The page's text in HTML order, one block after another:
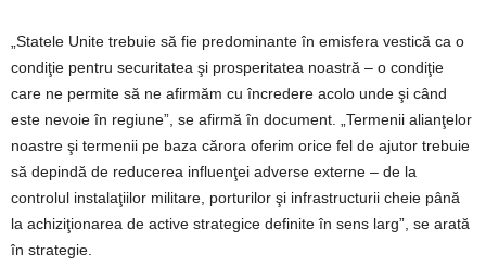
„Statele Unite trebuie să fie predominante în emisfera vestică ca o
condiţie pentru securitatea şi prosperitatea noastră – o condiţie
care ne permite să ne afirmăm cu încredere acolo unde şi când
este nevoie în regiune”, se afirmă în document. „Termenii alianţelor
noastre şi termenii pe baza cărora oferim orice fel de ajutor trebuie
să depindă de reducerea influenţei adverse externe – de la
controlul instalaţiilor militare, porturilor şi infrastructurii cheie până
la achiziţionarea de active strategice definite în sens larg”, se arată
în strategie.